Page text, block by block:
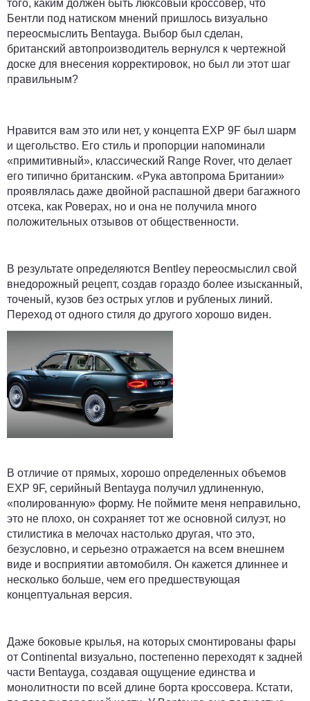
того, каким должен быть люксовый кроссовер, что
Бентли под натиском мнений пришлось визуально
переосмыслить Bentayga. Выбор был сделан,
британский автопроизводитель вернулся к чертежной
доске для внесения корректировок, но был ли этот шаг
правильным?
Нравится вам это или нет, у концепта EXP 9F был шарм
и щегольство. Его стиль и пропорции напоминали
«примитивный», классический Range Rover, что делает
его типично британским. «Рука автопрома Британии»
проявлялась даже двойной распашной двери багажного
отсека, как Роверах, но и она не получила много
положительных отзывов от общественности.
В результате определяются Bentley переосмыслил свой
внедорожный рецепт, создав гораздо более изысканный,
точеный, кузов без острых углов и рубленых линий.
Переход от одного стиля до другого хорошо виден.
В отличие от прямых, хорошо определенных объемов
EXP 9F, серийный Bentayga получил удлиненную,
«полированную» форму. Не поймите меня неправильно,
это не плохо, он сохраняет тот же основной силуэт, но
стилистика в мелочах настолько другая, что это,
безусловно, и серьезно отражается на всем внешнем
виде и восприятии автомобиля. Он кажется длиннее и
несколько больше, чем его предшествующая
концептуальная версия.
Даже боковые крылья, на которых смонтированы фары
от Continental визуально, постепенно переходят к задней
части Bentayga, создавая ощущение единства и
монолитности по всей длине борта кроссовера. Кстати,